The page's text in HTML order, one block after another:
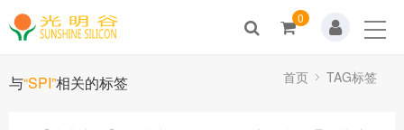
0
与“SPI”相关的标签 首页 TAG标签